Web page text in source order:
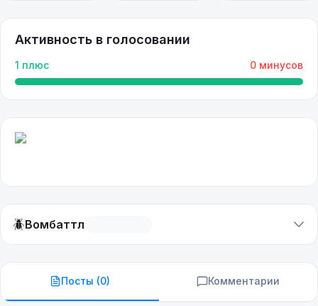
Активность в голосовании
1 плюс 0 минусов
🪲Вомбаттл
Посты (0) Комментарии